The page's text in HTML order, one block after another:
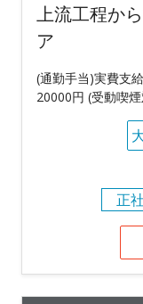
上流工程か
ア
(通勤手当)実費支
20000円 (受動喫
正